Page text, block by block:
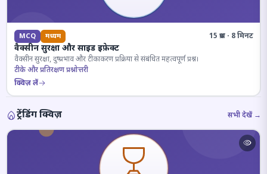
MCQ मध्यम 15 प्रश्न · 8 मिनट
वैक्सीन सुरक्षा और साइड इफ़ेक्ट
वैक्सीन सुरक्षा, दुष्प्रभाव और टीकाकरण प्रक्रिया से संबंधित महत्वपूर्ण प्रश्न।
टीके और प्रतिरक्षण प्रश्नोत्तरी
क्विज़ लें
ट्रेंडिंग क्विज़ सभी देखें →